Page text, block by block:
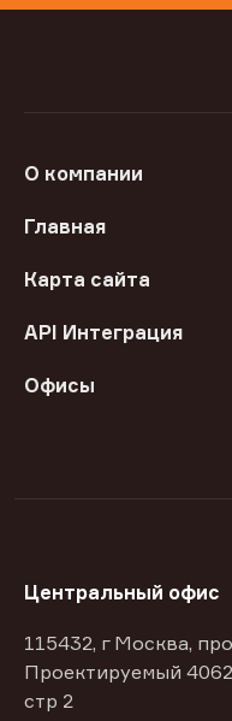
О компании
Главная
Карта сайта
API Интеграция
Офисы
Центральный офис
115432, г Москва,
Проектируемый
стр 2